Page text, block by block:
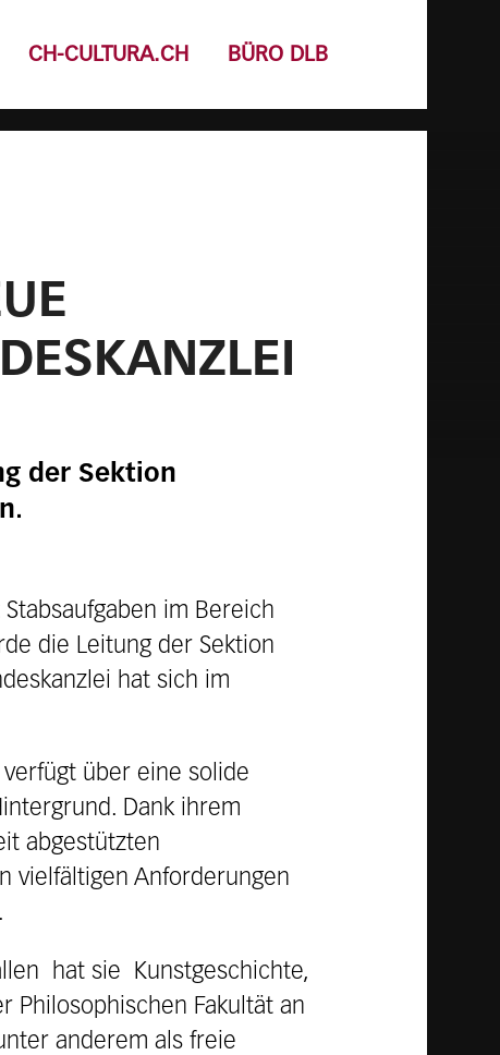
CH-CULTURA.CH BÜRO DLB
der Sektion
im Bereich
die Leitung der Sektion
hat sich im
über eine solide
Dank ihrem
abgestützten
vielfältigen Anforderungen
hat sie Kunstgeschichte,
Philosophischen Fakultät an
anderem als freie